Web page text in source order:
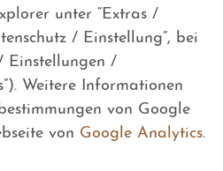
unter “Extras /
/ Einstellung”, bei
Einstellungen /
Weitere Informationen
von Google
von Google Analytics.